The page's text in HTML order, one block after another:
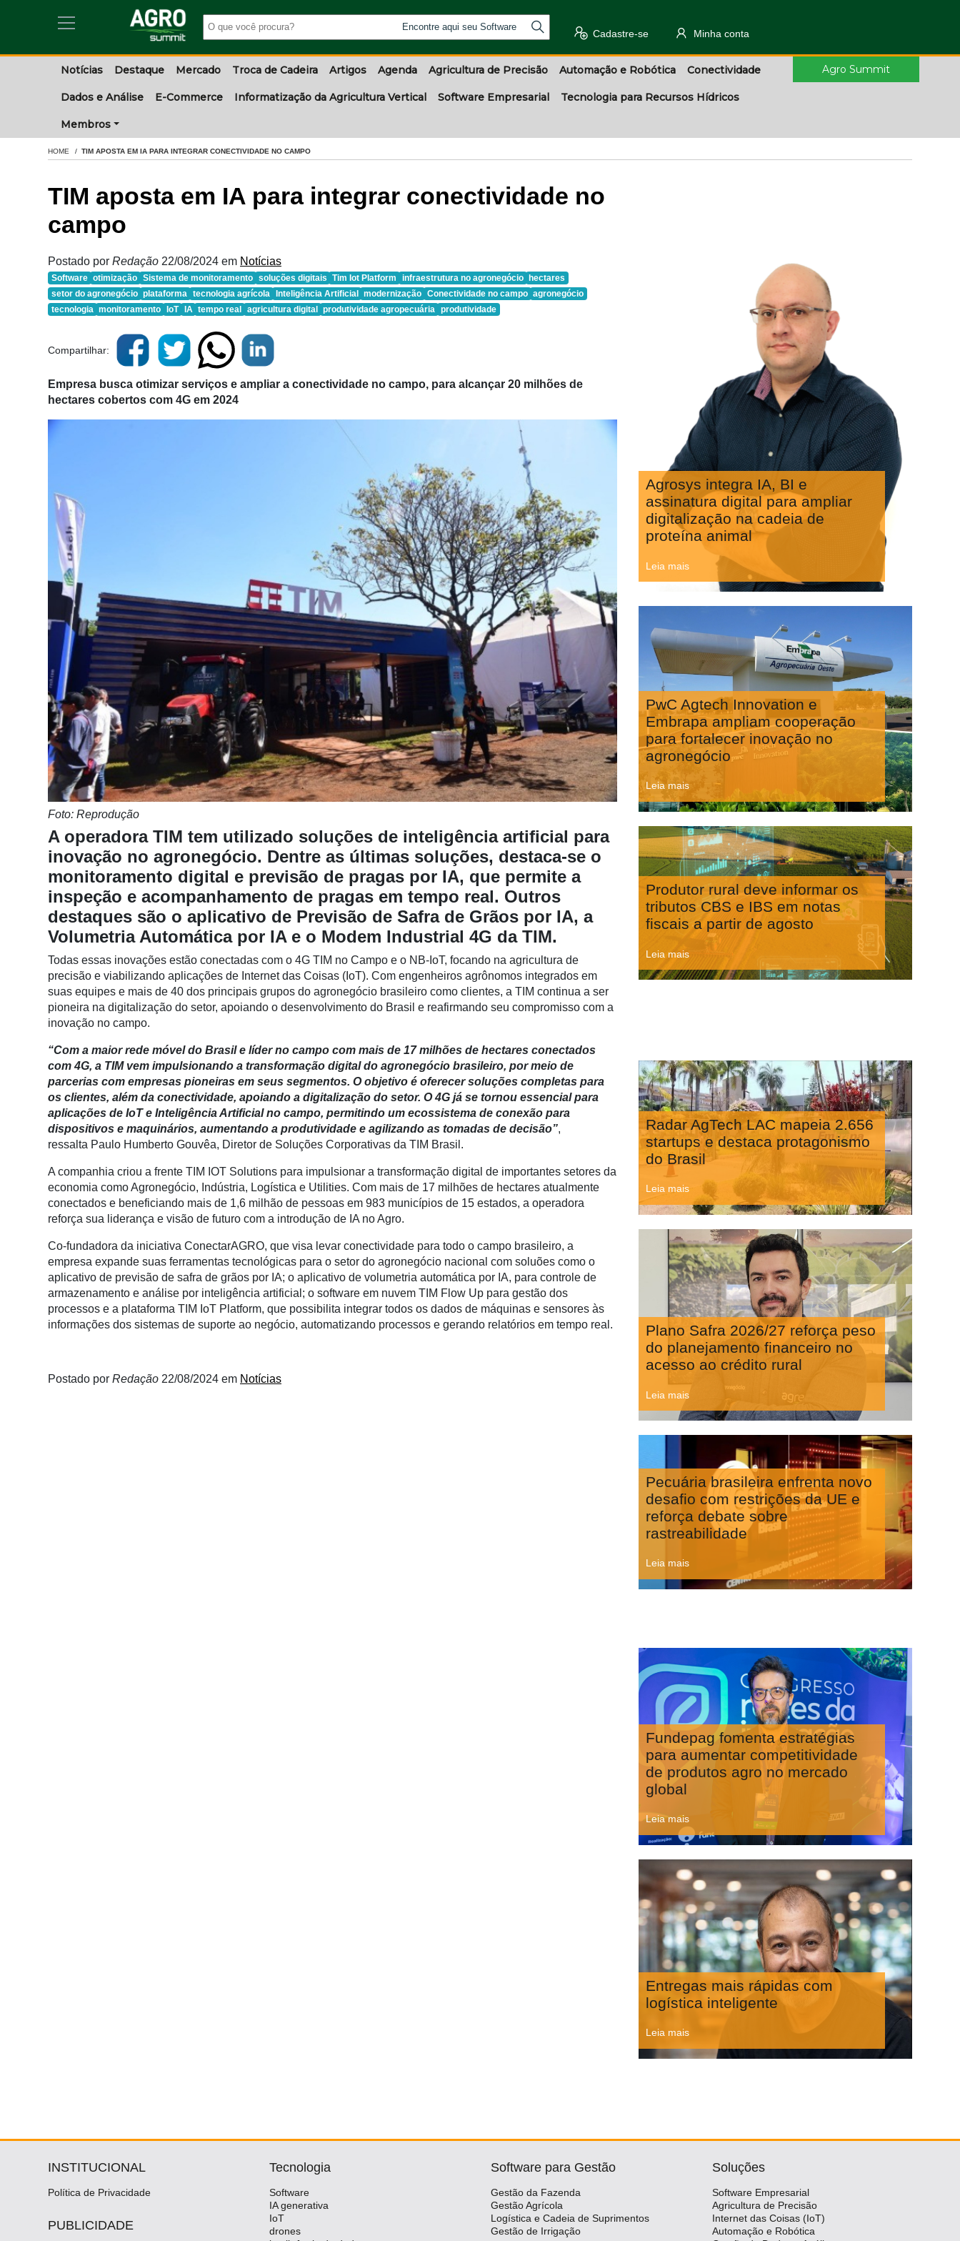
Destaque
Mercado
Agricultura
Precisão
Automação
Robótica
Conectividade
Commerce
Informatização
Agricultura
Software
Empresarial
Tecnologia
Recursos
Membros
Liberali
Encontre aqui seu Software
Cadastre-se Minha conta
Notícias Destaque Mercado Troca de Cadeira Artigos Agenda Agricultura de Precisão Automação e Robótica Conectividade
Dados e Análise E-Commerce Informatização da Agricultura Vertical Software Empresarial Tecnologia para Recursos Hídricos
Membros
Agro Summit
HOME TIM APOSTA EM IA PARA INTEGRAR CONECTIVIDADE NO CAMPO
TIM aposta em IA para integrar conectividade no
campo
Postado por Redação 22/08/2024 em Notícias
Software otimização Sistema de monitoramento soluções digitais Tim Iot Platform infraestrutura no agronegócio
hectares
setor do agronegócio plataforma tecnologia agrícola Inteligência Artificial modernização Conectividade no campo agronegócio
tecnologia monitoramento IoT IA tempo real agricultura digital produtividade agropecuária produtividade
Compartilhar:
Empresa busca otimizar serviços e ampliar a conectividade no campo, para alcançar 20 milhões de
hectares cobertos com 4G em 2024
Foto: Reprodução
A operadora TIM tem utilizado soluções de inteligência artificial para
inovação no agronegócio. Dentre as últimas soluções, destaca-se o
monitoramento digital e previsão de pragas por IA, que permite a
inspeção e acompanhamento de pragas em tempo real. Outros
destaques são o aplicativo de Previsão de Safra de Grãos por IA, a
Volumetria Automática por IA e o Modem Industrial 4G da TIM.
Todas essas inovações estão conectadas com o 4G TIM no Campo e o NB-IoT, focando na agricultura de
precisão e viabilizando aplicações de Internet das Coisas (IoT). Com engenheiros agrônomos integrados em
suas equipes e mais de 40 dos principais grupos do agronegócio brasileiro como clientes, a TIM continua a ser
pioneira na digitalização do setor, apoiando o desenvolvimento do Brasil e reafirmando seu compromisso com a
inovação no campo.
“Com a maior rede móvel do Brasil e líder no campo com mais de 17 milhões de hectares conectados
com 4G, a TIM vem impulsionando a transformação digital do agronegócio brasileiro, por meio de
parcerias com empresas pioneiras em seus segmentos. O objetivo é oferecer soluções completas para
os clientes, além da conectividade, apoiando a digitalização do setor. O 4G já se tornou essencial para
aplicações de IoT e Inteligência Artificial no campo, permitindo um ecossistema de conexão para
dispositivos e maquinários, aumentando a produtividade e agilizando as tomadas de decisão”,
ressalta Paulo Humberto Gouvêa, Diretor de Soluções Corporativas da TIM Brasil.
A companhia criou a frente TIM IOT Solutions para impulsionar a transformação digital de importantes setores da
economia como Agronegócio, Indústria, Logística e Utilities. Com mais de 17 milhões de hectares atualmente
conectados e beneficiando mais de 1,6 milhão de pessoas em 983 municípios de 15 estados, a operadora
reforça sua liderança e visão de futuro com a introdução de IA no Agro.
Co-fundadora da iniciativa ConectarAGRO, que visa levar conectividade para todo o campo brasileiro, a
empresa expande suas ferramentas tecnológicas para o setor do agronegócio nacional com soluões como o
aplicativo de previsão de safra de grãos por IA; o aplicativo de volumetria automática por IA, para controle de
armazenamento e análise por inteligência artificial; o software em nuvem TIM Flow Up para gestão dos
processos e a plataforma TIM IoT Platform, que possibilita integrar todos os dados de máquinas e sensores às
informações dos sistemas de suporte ao negócio, automatizando processos e gerando relatórios em tempo real.
Postado por Redação 22/08/2024 em Notícias
Agrosys integra IA, BI e
assinatura digital para ampliar
digitalização na cadeia de
proteína animal
Leia mais
PwC Agtech Innovation e
Embrapa ampliam cooperação
para fortalecer inovação no
agronegócio
Leia mais
Produtor rural deve informar os
tributos CBS e IBS em notas
fiscais a partir de agosto
Leia mais
Radar AgTech LAC mapeia 2.656
startups e destaca protagonismo
do Brasil
Leia mais
Plano Safra 2026/27 reforça peso
do planejamento financeiro no
acesso ao crédito rural
Leia mais
Pecuária brasileira enfrenta novo
desafio com restrições da UE e
reforça debate sobre
rastreabilidade
Leia mais
Fundepag fomenta estratégias
para aumentar competitividade
de produtos agro no mercado
global
Leia mais
Entregas mais rápidas com
logística inteligente
Leia mais
INSTITUCIONAL
Política de Privacidade
PUBLICIDADE
Tecnologia
Software
IA generativa
IoT
drones
Software para Gestão
Gestão da Fazenda
Gestão Agrícola
Logística e Cadeia de Suprimentos
Gestão de Irrigação
Soluções
Software Empresarial
Agricultura de Precisão
Internet das Coisas (IoT)
Automação e Robótica